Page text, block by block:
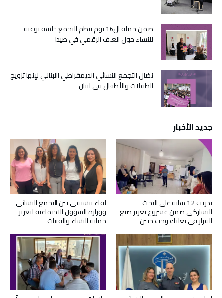
ضمن حملة ال16 يوم ينظم التجمع جلسة توعية
للنساء حول العنف الرقمي في صيدا
نضال التجمع النسائي الديمقراطي اللبناني لإنها تزويج
الطفلات والأطفال في لبنان
جديد الأخبار
لقاء تنسيقي بين التجمع النسائي
ووزارة الشؤون الاجتماعية لتعزيز
حماية النساء والفتيات
تدريب 12 شابة على البحث
التشاركي ضمن مشروع تعزيز صنع
القرار في بعلبك وجب جنين